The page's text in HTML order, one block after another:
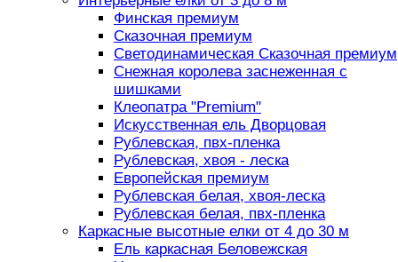
Финская премиум
Сказочная премиум
Светодинамическая Сказочная премиум
Снежная королева заснеженная с
шишками
Клеопатра "Premium"
Искусственная ель Дворцовая
Рублевская, пвх-пленка
Рублевская, хвоя - леска
Европейская премиум
Рублевская белая, хвоя-леска
Рублевская белая, пвх-пленка
Каркасные высотные елки от 4 до 30 м
Ель каркасная Беловежская